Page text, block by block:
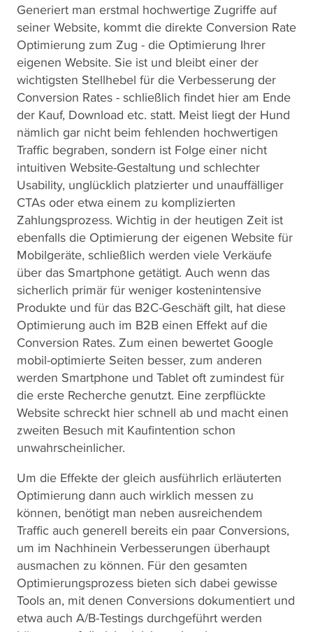
Generiert man erstmal hochwertige Zugriffe auf
seiner Website, kommt die direkte Conversion Rate
Optimierung zum Zug - die Optimierung Ihrer
eigenen Website. Sie ist und bleibt einer der
wichtigsten Stellhebel für die Verbesserung der
Conversion Rates - schließlich findet hier am Ende
der Kauf, Download etc. statt. Meist liegt der Hund
nämlich gar nicht beim fehlenden hochwertigen
Traffic begraben, sondern ist Folge einer nicht
intuitiven Website-Gestaltung und schlechter
Usability, unglücklich platzierter und unauffälliger
CTAs oder etwa einem zu komplizierten
Zahlungsprozess. Wichtig in der heutigen Zeit ist
ebenfalls die Optimierung der eigenen Website für
Mobilgeräte, schließlich werden viele Verkäufe
über das Smartphone getätigt. Auch wenn das
sicherlich primär für weniger kostenintensive
Produkte und für das B2C-Geschäft gilt, hat diese
Optimierung auch im B2B einen Effekt auf die
Conversion Rates. Zum einen bewertet Google
mobil-optimierte Seiten besser, zum anderen
werden Smartphone und Tablet oft zumindest für
die erste Recherche genutzt. Eine zerpflückte
Website schreckt hier schnell ab und macht einen
zweiten Besuch mit Kaufintention schon
unwahrscheinlicher.
Um die Effekte der gleich ausführlich erläuterten
Optimierung dann auch wirklich messen zu
können, benötigt man neben ausreichendem
Traffic auch generell bereits ein paar Conversions,
um im Nachhinein Verbesserungen überhaupt
ausmachen zu können. Für den gesamten
Optimierungsprozess bieten sich dabei gewisse
Tools an, mit denen Conversions dokumentiert und
etwa auch A/B-Testings durchgeführt werden